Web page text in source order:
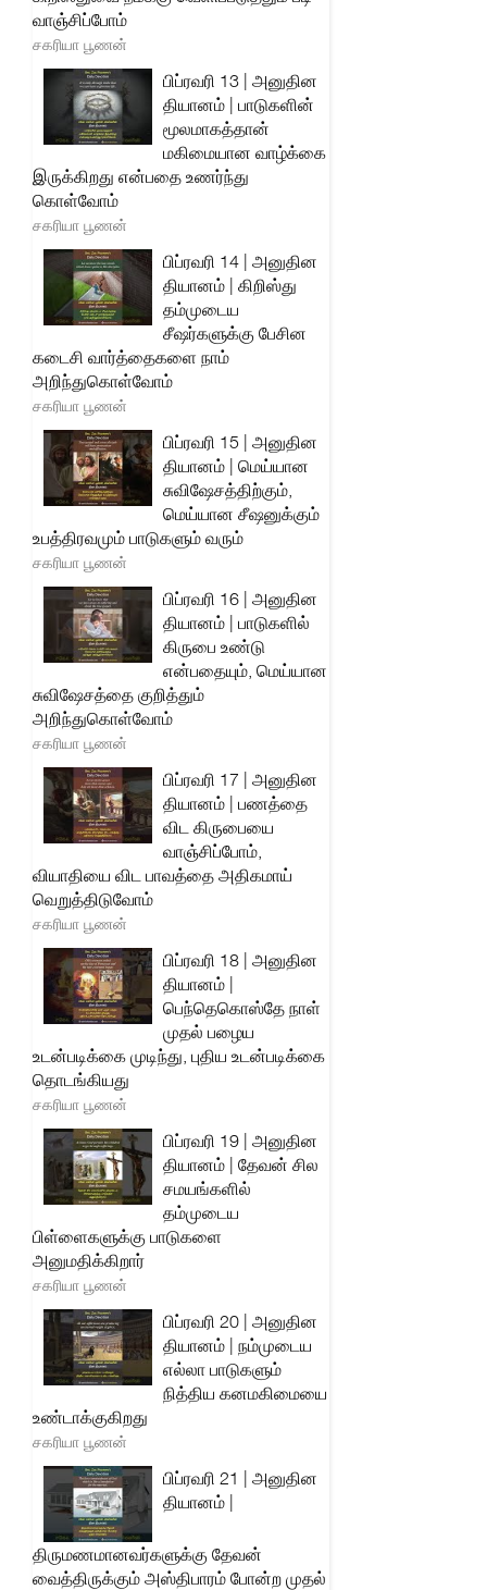
வாஞ்சிப்போம்
சகரியா பூணன்
பிப்ரவரி 13 | அனுதின
தியானம் | பாடுகளின்
மூலமாகத்தான்
மகிமையான வாழ்க்கை
இருக்கிறது என்பதை உணர்ந்து
கொள்வோம்
சகரியா பூணன்
பிப்ரவரி 14 | அனுதின
தியானம் | கிறிஸ்து
தம்முடைய
சீஷர்களுக்கு பேசின
கடைசி வார்த்தைகளை நாம்
அறிந்துகொள்வோம்
சகரியா பூணன்
பிப்ரவரி 15 | அனுதின
தியானம் | மெய்யான
சுவிஷேசத்திற்கும்,
மெய்யான சீஷனுக்கும்
உபத்திரவமும் பாடுகளும் வரும்
சகரியா பூணன்
பிப்ரவரி 16 | அனுதின
தியானம் | பாடுகளில்
கிருபை உண்டு
என்பதையும், மெய்யான
சுவிஷேசத்தை குறித்தும்
அறிந்துகொள்வோம்
சகரியா பூணன்
பிப்ரவரி 17 | அனுதின
தியானம் | பணத்தை
விட கிருபையை
வாஞ்சிப்போம்,
வியாதியை விட பாவத்தை அதிகமாய்
வெறுத்திடுவோம்
சகரியா பூணன்
பிப்ரவரி 18 | அனுதின
தியானம் |
பெந்தெகொஸ்தே நாள்
முதல் பழைய
உடன்படிக்கை முடிந்து, புதிய உடன்படிக்கை
தொடங்கியது
சகரியா பூணன்
பிப்ரவரி 19 | அனுதின
தியானம் | தேவன் சில
சமயங்களில்
தம்முடைய
பிள்ளைகளுக்கு பாடுகளை
அனுமதிக்கிறார்
சகரியா பூணன்
பிப்ரவரி 20 | அனுதின
தியானம் | நம்முடைய
எல்லா பாடுகளும்
நித்திய கனமகிமையை
உண்டாக்குகிறது
சகரியா பூணன்
பிப்ரவரி 21 | அனுதின
தியானம் |
திருமணமானவர்களுக்கு தேவன்
வைத்திருக்கும் அஸ்திபாரம் போன்ற முதல்